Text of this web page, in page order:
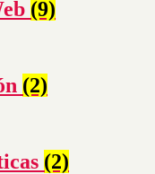
(9)
(2)
(2)